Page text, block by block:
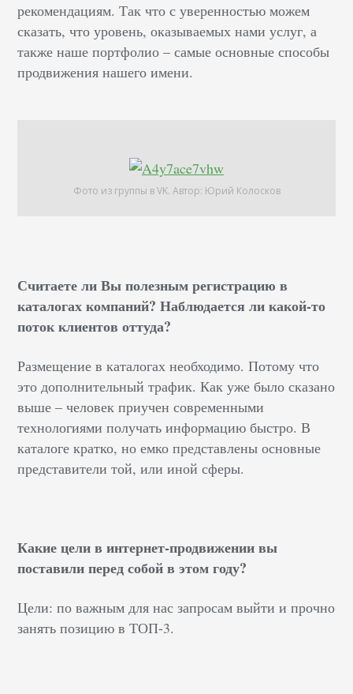
рекомендациям. Так что с уверенностью можем
сказать, что уровень, оказываемых нами услуг, а
также наше портфолио – самые основные способы
продвижения нашего имени.
Фото из группы в VK. Автор: Юрий Колосков
Считаете ли Вы полезным регистрацию в
каталогах компаний? Наблюдается ли какой-то
поток клиентов оттуда?
Размещение в каталогах необходимо. Потому что
это дополнительный трафик. Как уже было сказано
выше – человек приучен современными
технологиями получать информацию быстро. В
каталоге кратко, но емко представлены основные
представители той, или иной сферы.
Какие цели в интернет-продвижении вы
поставили перед собой в этом году?
Цели: по важным для нас запросам выйти и прочно
занять позицию в ТОП-3.